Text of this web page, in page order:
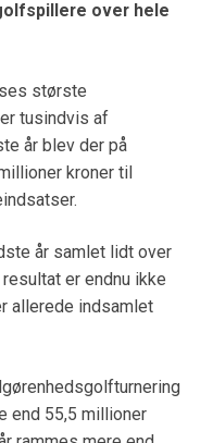
over hele
største
tusindvis af
år blev der på
kroner til
år samlet lidt over
er endnu ikke
allerede indsamlet
end 55,5 millioner